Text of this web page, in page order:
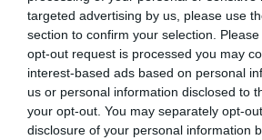
targeted advertising by us, please use
section to confirm your selection.
opt-out request is processed you may
interest-based ads based on personal
us or personal information disclosed to
your opt-out. You may separately opt-
disclosure of your personal information
ΑΠΆΝΤΗΣΗ
Ο/ΗΑπροβατιανος
28/08/2022 στις 12:43